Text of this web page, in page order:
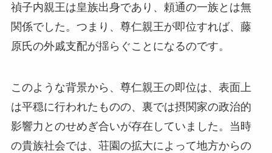
禎子内親王は皇族出身であり、頼通の一族とは無
関係でした。つまり、尊仁親王が即位すれば、藤
原氏の外戚支配が揺らぐことになるのです。
このような背景から、尊仁親王の即位は、表面上
は平穏に行われたものの、裏では摂関家の政治的
影響力とのせめぎ合いが存在していました。当時
の貴族社会では、荘園の拡大によって地方からの